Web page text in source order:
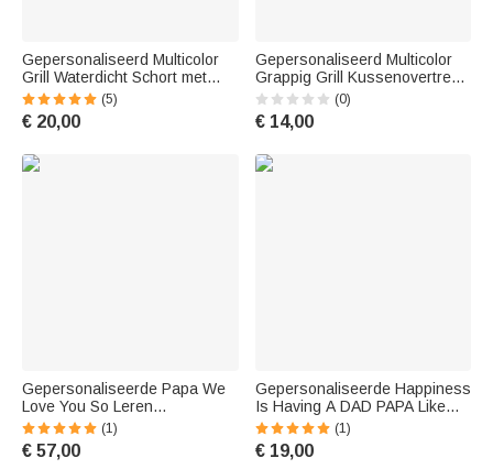
Gepersonaliseerd Multicolor
Grill Waterdicht Schort met
Naam Vaderdag
Verjaardagscadeau voor Papa
Opa Kookliefhebber
(5)
€ 20,00
Gepersonaliseerd Multicolor
Grappig Grill Kussenovertrek
met Namen Vaderdag
Verjaardagscadeau voor vader
Kookliefhebber
(0)
€ 14,00
Gepersonaliseerde Papa We
Love You So Leren
Reispaspoort Portemonnee
met Foto en Kindernamen
Vaderdag Verjaardagscadeau
(1)
€ 57,00
Gepersonaliseerde Happiness
Is Having A DAD PAPA Like
You Werpkussenhoes met 1-8
Kindernamen Vaderdag
Verjaardagscadeau voor papa
(1)
€ 19,00